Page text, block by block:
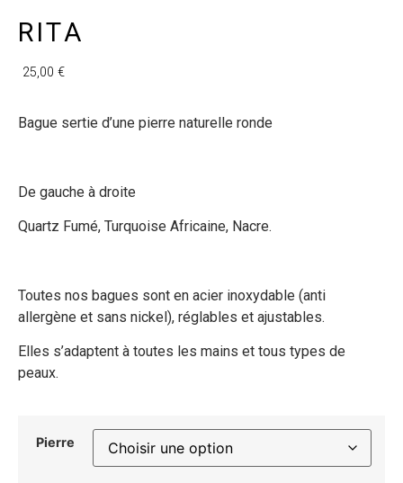
RITA
25,00 €
Bague sertie d’une pierre naturelle ronde
De gauche à droite
Quartz Fumé, Turquoise Africaine, Nacre.
Toutes nos bagues sont en acier inoxydable (anti
allergène et sans nickel), réglables et ajustables.
Elles s’adaptent à toutes les mains et tous types de
peaux.
Pierre